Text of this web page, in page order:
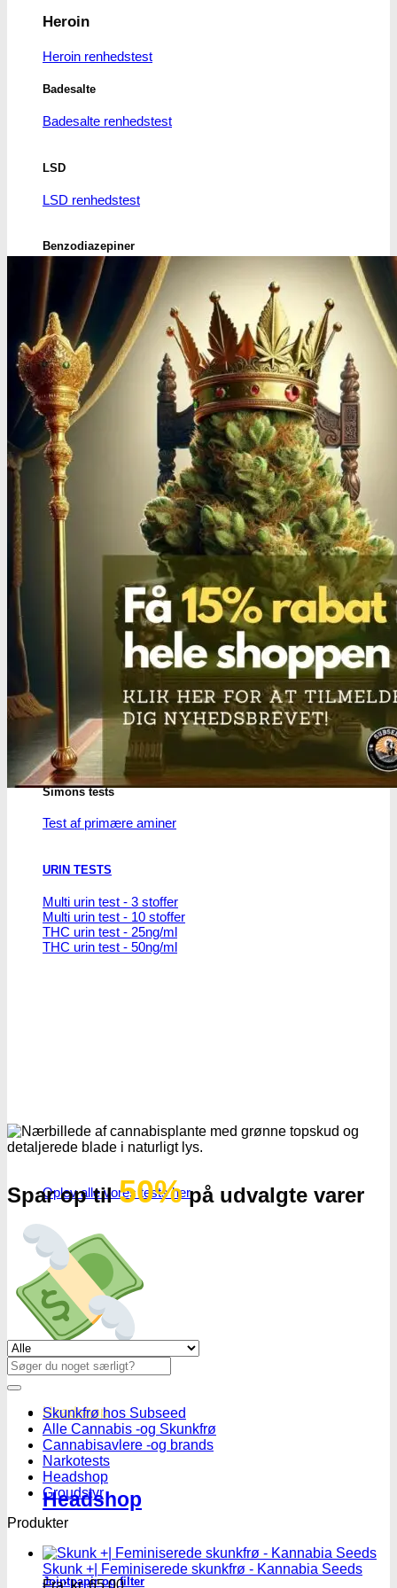
Heroin
Heroin renhedstest
Badesalte
Badesalte renhedstest
LSD
LSD renhedstest
Benzodiazepiner
Benzoer renhedstest
GHB/Hætter
GHB/Hætter renhedstest
Ketamin
Ketamin renhedstest
MCPP
MCPP test
Opiater renhedstest
THC/Cannabinoider
THC test
Cannabinoider test
Robadope
Robadope tests
Simons tests
Test af primære aminer
URIN TESTS
Multi urin test - 3 stoffer
Multi urin test - 10 stoffer
THC urin test - 25ng/ml
THC urin test - 50ng/ml
Oplev alle vores tests her
Headshop
Headshop
Jointpapir og filter
Spar op til50%på udvalgte varer
Se alle tilbud her
Søg
efter:
Skunkfrø hos Subseed
Alle Cannabis -og Skunkfrø
Cannabisavlere -og brands
Narkotests
Headshop
Groudstyr
Produkter
Skunk +| Feminiserede skunkfrø - Kannabia Seeds